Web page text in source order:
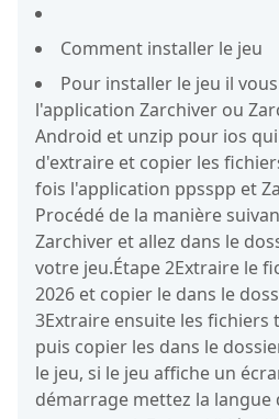
Comment installer le jeu
Pour installer le jeu il
l'application Zarchiver ou
Android et unzip pour ios
d'extraire et copier les
fois l'application ppsspp et
Procédé de la manière
Zarchiver et allez dans le
votre jeu.Étape 2Extraire le
2026 et copier le dans le
3Extraire ensuite les fichiers
puis copier les dans le
le jeu, si le jeu affiche un
démarrage mettez la